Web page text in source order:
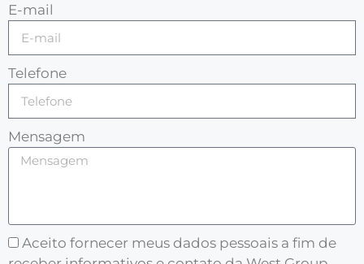
E-mail
Telefone
Mensagem
Aceito fornecer meus dados pessoais a fim de